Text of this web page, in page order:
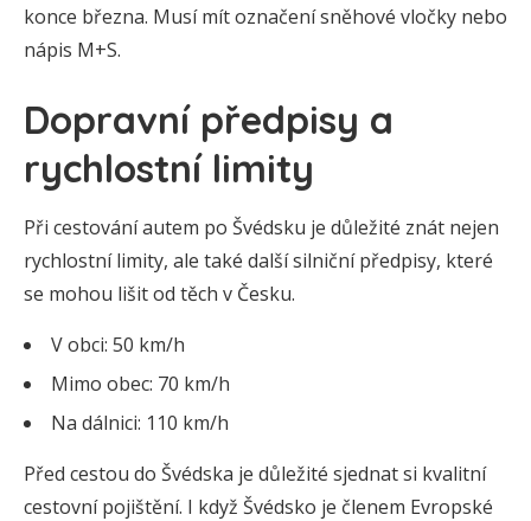
konce března. Musí mít označení sněhové vločky nebo
nápis M+S.
Dopravní předpisy a
rychlostní limity
Při cestování autem po Švédsku je důležité znát nejen
rychlostní limity, ale také další silniční předpisy, které
se mohou lišit od těch v Česku.
V obci: 50 km/h
Mimo obec: 70 km/h
Na dálnici: 110 km/h
Před cestou do Švédska je důležité sjednat si kvalitní
cestovní pojištění. I když Švédsko je členem Evropské